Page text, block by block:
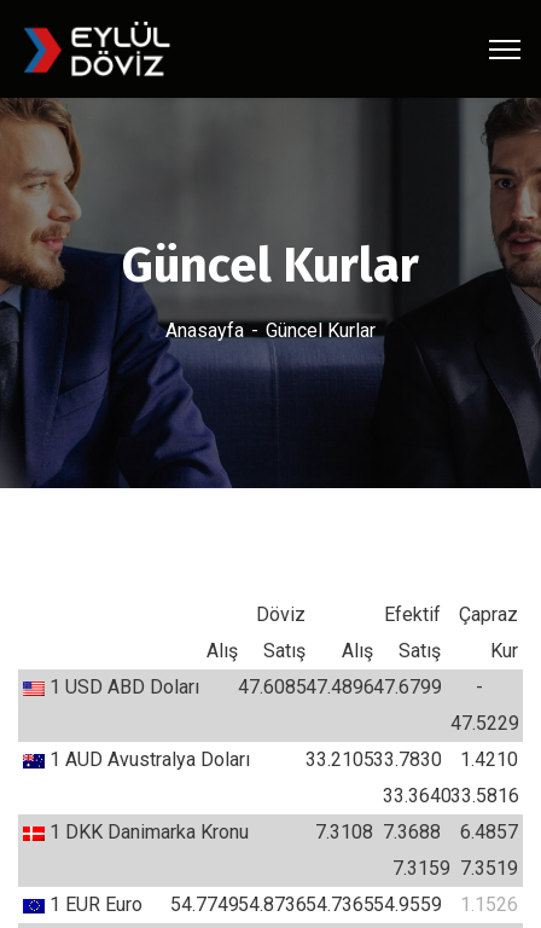
Güncel Kurlar
Anasayfa Güncel Kurlar
Çapraz
Efektif
Döviz
Kur
Satış
Alış
Satış
Alış
1 USD ABD Doları -
47.6799
47.4896
47.6085
47.5229
1 AUD Avustralya Doları 1.4210
33.7830
33.2105
33.5816
33.3640
1 DKK Danimarka Kronu 6.4857
7.3688
7.3108
7.3519
7.3159
1 EUR Euro 1.1526
54.9559
54.7365
54.8736
54.7749